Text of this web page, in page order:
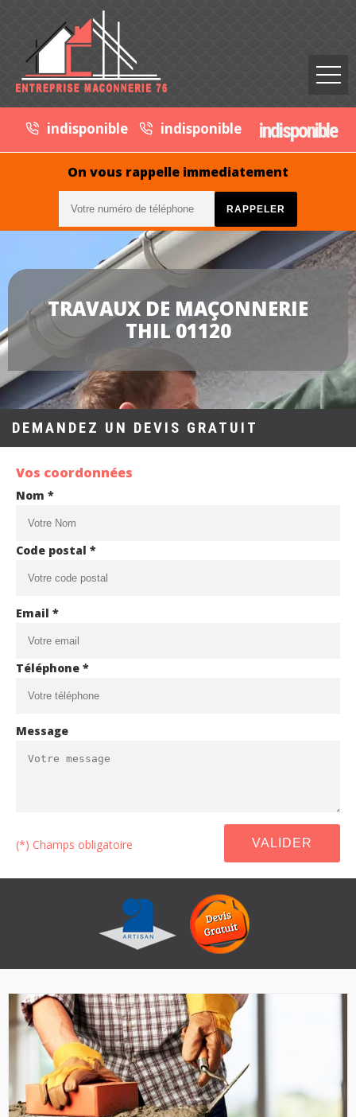
indisponible indisponible indisponible
On vous rappelle immediatement
TRAVAUX DE MAÇONNERIE
THIL 01120
DEMANDEZ UN DEVIS GRATUIT
Vos coordonnées
Nom *
Code postal *
Email *
Téléphone *
Message
(*) Champs obligatoire